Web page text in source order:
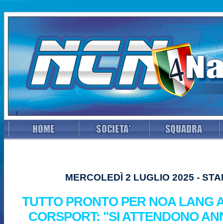
MERCOLEDÌ 2 LUGLIO 2025 -
TUTTO PRONTO PER NOA LANG
CORSPORT: "SI ATTENDONO